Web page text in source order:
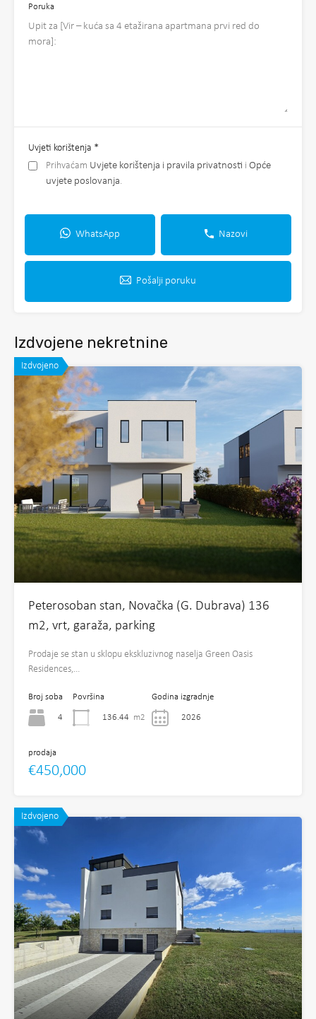
Poruka
Uvjeti korištenja *
Prihvaćam Uvjete korištenja i pravila privatnosti i Opće
uvjete poslovanja.
WhatsApp Nazovi
Pošalji poruku
Izdvojene nekretnine
Izdvojeno
Peterosoban stan, Novačka (G. Dubrava) 136
m2, vrt, garaža, parking
Prodaje se stan u sklopu ekskluzivnog naselja Green Oasis
Residences,…
Broj soba
4
Površina
136.44 m2
Godina izgradnje
2026
prodaja
€450,000
Izdvojeno